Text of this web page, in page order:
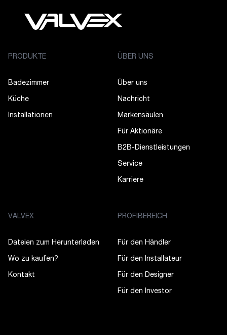
PRODUKTE
Badezimmer
Küche
Installationen
ÜBER UNS
Über uns
Nachricht
Markensäulen
Für Aktionäre
B2B-Dienstleistungen
Service
Karriere
VALVEX
Dateien zum Herunterladen
Wo zu kaufen?
Kontakt
PROFIBEREICH
Für den Händler
Für den Installateur
Für den Designer
Für den Investor